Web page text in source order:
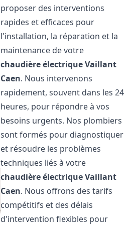
proposer des interventions
rapides et efficaces pour
l'installation, la réparation et la
maintenance de votre
chaudière électrique Vaillant
Caen. Nous intervenons
rapidement, souvent dans les 24
heures, pour répondre à vos
besoins urgents. Nos plombiers
sont formés pour diagnostiquer
et résoudre les problèmes
techniques liés à votre
chaudière électrique Vaillant
Caen. Nous offrons des tarifs
compétitifs et des délais
d'intervention flexibles pour